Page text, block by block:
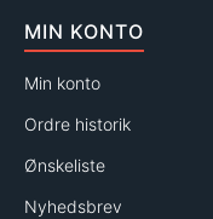
MIN KONTO
Min konto
Ordre historik
Ønskeliste
Nyhedsbrev